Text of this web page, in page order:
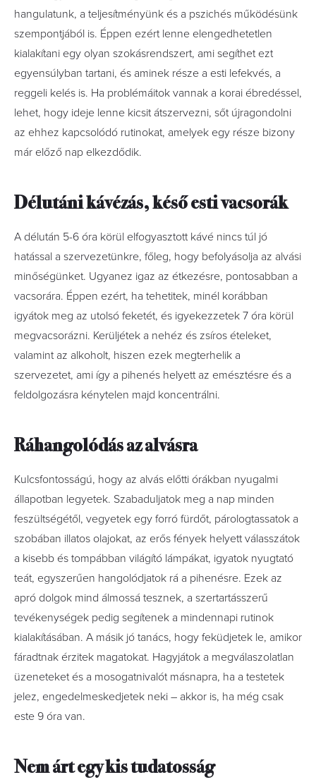
hangulatunk, a teljesítményünk és a pszichés működésünk
szempontjából is. Éppen ezért lenne elengedhetetlen
kialakítani egy olyan szokásrendszert, ami segíthet ezt
egyensúlyban tartani, és aminek része a esti lefekvés, a
reggeli kelés is. Ha problémáitok vannak a korai ébredéssel,
lehet, hogy ideje lenne kicsit átszervezni, sőt újragondolni
az ehhez kapcsolódó rutinokat, amelyek egy része bizony
már előző nap elkezdődik.
Délutáni kávézás, késő esti vacsorák
A délután 5-6 óra körül elfogyasztott kávé nincs túl jó
hatással a szervezetünkre, főleg, hogy befolyásolja az alvási
minőségünket. Ugyanez igaz az étkezésre, pontosabban a
vacsorára. Éppen ezért, ha tehetitek, minél korábban
igyátok meg az utolsó feketét, és igyekezzetek 7 óra körül
megvacsorázni. Kerüljétek a nehéz és zsíros ételeket,
valamint az alkoholt, hiszen ezek megterhelik a
szervezetet, ami így a pihenés helyett az emésztésre és a
feldolgozásra kénytelen majd koncentrálni.
Ráhangolódás az alvásra
Kulcsfontosságú, hogy az alvás előtti órákban nyugalmi
állapotban legyetek. Szabaduljatok meg a nap minden
feszültségétől, vegyetek egy forró fürdőt, párologtassatok a
szobában illatos olajokat, az erős fények helyett válasszátok
a kisebb és tompábban világító lámpákat, igyatok nyugtató
teát, egyszerűen hangolódjatok rá a pihenésre. Ezek az
apró dolgok mind álmossá tesznek, a szertartásszerű
tevékenységek pedig segítenek a mindennapi rutinok
kialakításában. A másik jó tanács, hogy feküdjetek le, amikor
fáradtnak érzitek magatokat. Hagyjátok a megválaszolatlan
üzeneteket és a mosogatnivalót másnapra, ha a testetek
jelez, engedelmeskedjetek neki – akkor is, ha még csak
este 9 óra van.
Nem árt egy kis tudatosság